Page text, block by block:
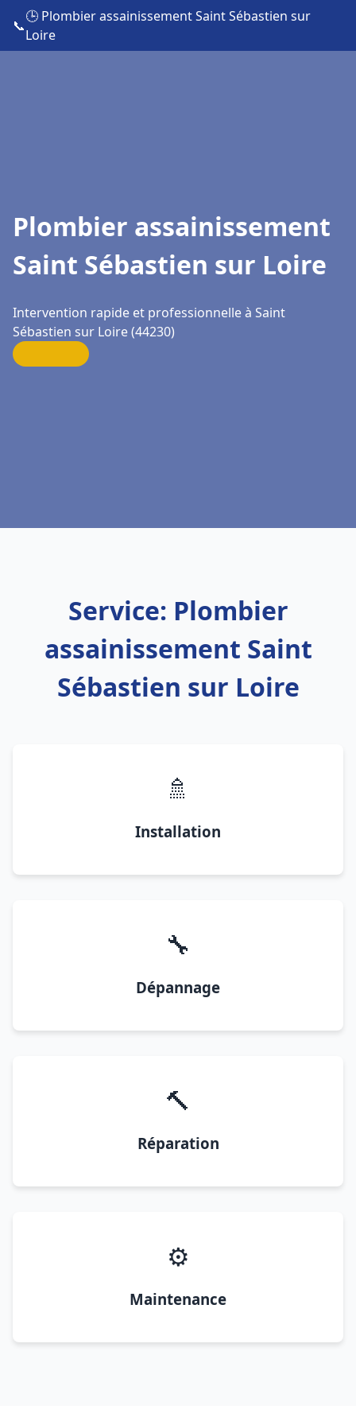
📞
🕒 Plombier assainissement Saint Sébastien sur
Loire
Plombier assainissement
Saint Sébastien sur Loire
Intervention rapide et professionnelle à Saint
Sébastien sur Loire (44230)
Service: Plombier
assainissement Saint
Sébastien sur Loire
🚿
Installation
🔧
Dépannage
🔨
Réparation
⚙️
Maintenance